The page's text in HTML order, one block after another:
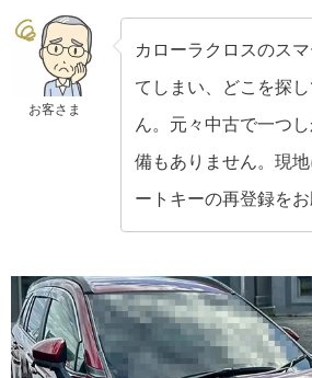
お客さま
カローラクロスのス
てしまい、どこを探
ん。元々中古で一つ
備もありません。現
ートキーの再登録を